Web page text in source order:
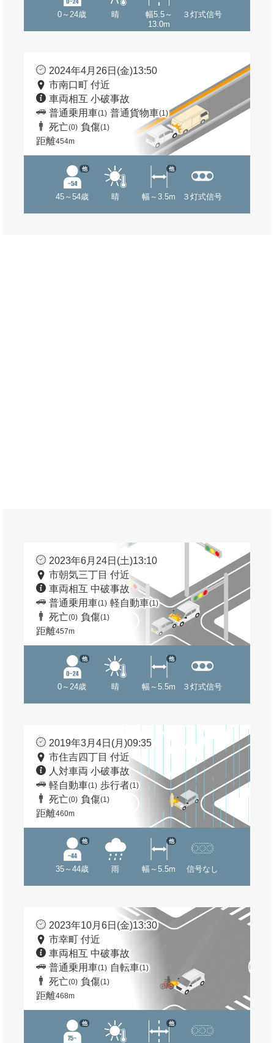
0～24歳 晴
幅5.5～
13.0m
３灯式信号
2024年4月26日(金)13:50
市南口町 付近
車両相互 小破事故
普通乗用車(1) 普通貨物車(1)
死亡(0) 負傷(1)
距離454m
45～54歳
他
晴 幅～3.5m
他
３灯式信号
2023年6月24日(土)13:10
市朝気三丁目 付近
車両相互 中破事故
普通乗用車(1) 軽自動車(1)
死亡(0) 負傷(1)
距離457m
0～24歳
他
晴 幅～5.5m
他
３灯式信号
2019年3月4日(月)09:35
市住吉四丁目 付近
人対車両 小破事故
軽自動車(1) 歩行者(1)
死亡(0) 負傷(1)
距離460m
35～44歳
他
雨 幅～5.5m
他
信号なし
2023年10月6日(金)13:30
市幸町 付近
車両相互 中破事故
普通乗用車(1) 自転車(1)
死亡(0) 負傷(1)
距離468m
他 他